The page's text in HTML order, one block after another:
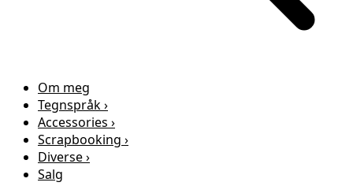
Om meg
Tegnspråk›
Accessories ›
Scrapbooking ›
Diverse›
Salg